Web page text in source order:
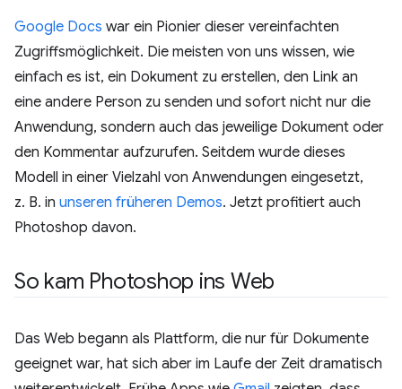
Google Docs war ein Pionier dieser vereinfachten
Zugriffsmöglichkeit. Die meisten von uns wissen, wie
einfach es ist, ein Dokument zu erstellen, den Link an
eine andere Person zu senden und sofort nicht nur die
Anwendung, sondern auch das jeweilige Dokument oder
den Kommentar aufzurufen. Seitdem wurde dieses
Modell in einer Vielzahl von Anwendungen eingesetzt,
z. B. in unseren früheren Demos. Jetzt profitiert auch
Photoshop davon.
So kam Photoshop ins Web
Das Web begann als Plattform, die nur für Dokumente
geeignet war, hat sich aber im Laufe der Zeit dramatisch